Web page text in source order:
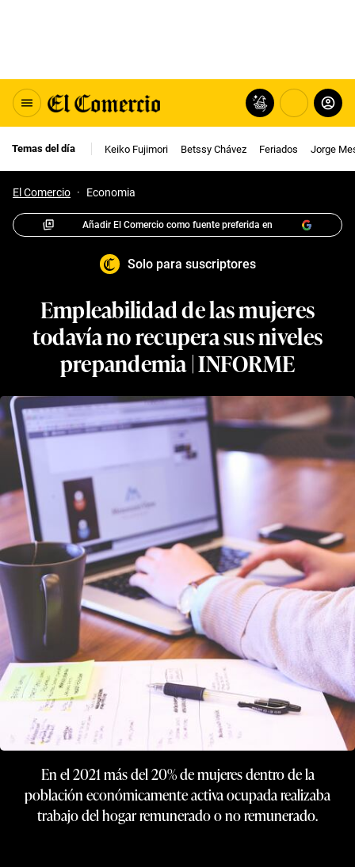
Temas del día Keiko Fujimori Betssy Chávez Feriados Jorge
El Comercio · Economia
Añadir El Comercio como fuente preferida en
Solo para suscriptores
Empleabilidad de las mujeres
todavía no recupera sus niveles
prepandemia | INFORME
En el 2021 más del 20% de mujeres dentro de la
población económicamente activa ocupada realizaba
trabajo del hogar remunerado o no remunerado.